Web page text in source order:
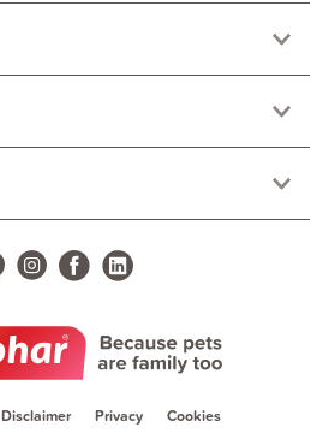
Disclaimer Privacy
Cookies